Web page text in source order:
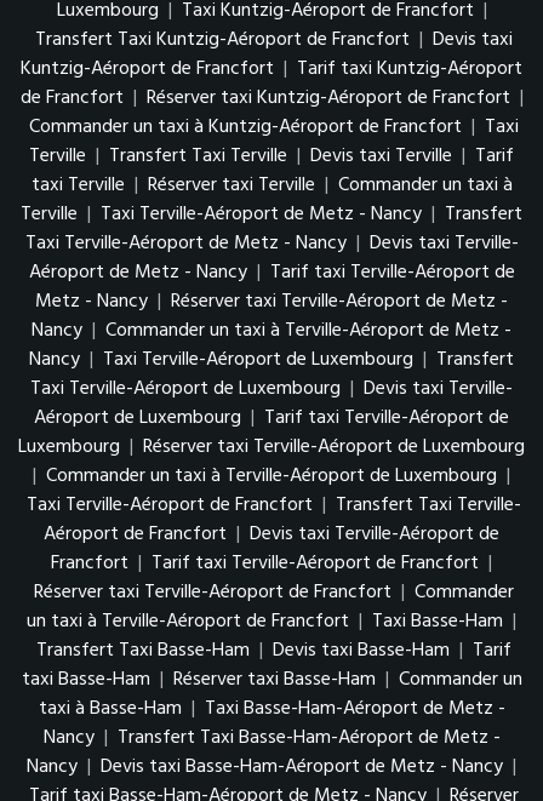
Luxembourg | Taxi Kuntzig-Aéroport de Francfort |
Transfert Taxi Kuntzig-Aéroport de Francfort | Devis taxi
Kuntzig-Aéroport de Francfort | Tarif taxi Kuntzig-Aéroport
de Francfort | Réserver taxi Kuntzig-Aéroport de Francfort |
Commander un taxi à Kuntzig-Aéroport de Francfort | Taxi
Terville | Transfert Taxi Terville | Devis taxi Terville | Tarif
taxi Terville | Réserver taxi Terville | Commander un taxi à
Terville | Taxi Terville-Aéroport de Metz - Nancy | Transfert
Taxi Terville-Aéroport de Metz - Nancy | Devis taxi Terville-
Aéroport de Metz - Nancy | Tarif taxi Terville-Aéroport de
Metz - Nancy | Réserver taxi Terville-Aéroport de Metz -
Nancy | Commander un taxi à Terville-Aéroport de Metz -
Nancy | Taxi Terville-Aéroport de Luxembourg | Transfert
Taxi Terville-Aéroport de Luxembourg | Devis taxi Terville-
Aéroport de Luxembourg | Tarif taxi Terville-Aéroport de
Luxembourg | Réserver taxi Terville-Aéroport de Luxembourg
| Commander un taxi à Terville-Aéroport de Luxembourg |
Taxi Terville-Aéroport de Francfort | Transfert Taxi Terville-
Aéroport de Francfort | Devis taxi Terville-Aéroport de
Francfort | Tarif taxi Terville-Aéroport de Francfort |
Réserver taxi Terville-Aéroport de Francfort | Commander
un taxi à Terville-Aéroport de Francfort | Taxi Basse-Ham |
Transfert Taxi Basse-Ham | Devis taxi Basse-Ham | Tarif
taxi Basse-Ham | Réserver taxi Basse-Ham | Commander un
taxi à Basse-Ham | Taxi Basse-Ham-Aéroport de Metz -
Nancy | Transfert Taxi Basse-Ham-Aéroport de Metz -
Nancy | Devis taxi Basse-Ham-Aéroport de Metz - Nancy |